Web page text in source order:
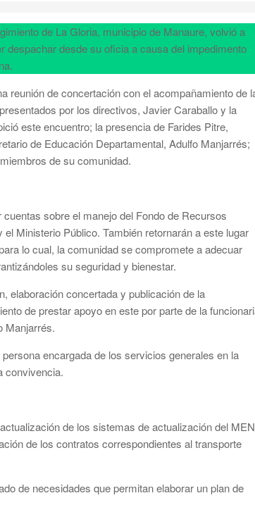
de La Gloria, municipio de Manaure, volvió a
despachar desde su oficia a causa del impedimento
reunión de concertación con el acompañamiento de
por los directivos, Javier Caraballo y la
este encuentro; la presencia de Farides Pitre,
de Educación Departamental, Adulfo Manjarrés;
de su comunidad.
sobre el manejo del Fondo de Recursos
Ministerio Público. También retornarán a este lugar
lo cual, la comunidad se compromete a adecuar
su seguridad y bienestar.
elaboración concertada y publicación de la
de prestar apoyo en este por parte de la
Manjarrés.
encargada de los servicios generales en la
convivencia.
de los sistemas de actualización del
de los contratos correspondientes al transporte
de necesidades que permitan elaborar un plan de